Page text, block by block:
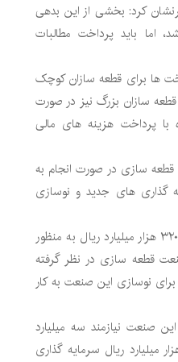
در سال ۹۶، خاطرنشان کرد: بخشی از این بدهی
اما باید پرداخت مطالبات
ها برای قطعه سازان کوچک
سازان بزرگ نیز در صورت
با پرداخت هزینه های مالی
سازی در صورت انجام به
گذاری های جدید و نوسازی
نجفی منش اظهار داشت: دولت ۳۲۰ هزار میلیارد ریال به منظور
قطعه سازی در نظر گرفته
نوسازی این صنعت به کار
صنعت نیازمند سه میلیارد
سرمایه گذاری ارزی و ۱۰۰ هزار میلیارد ریال سرمایه گذاری